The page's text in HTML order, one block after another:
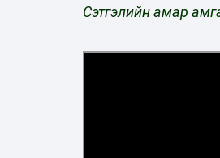
Сэтгэлийн амар